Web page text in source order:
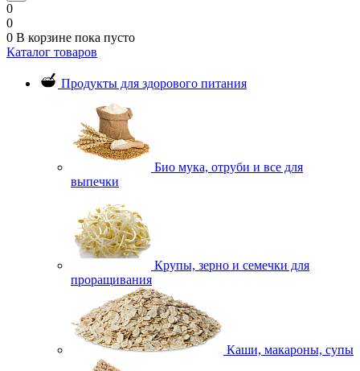
0
0
0 В корзине пока пусто
Каталог товаров
Продукты для здорового питания
Био мука, отруби и все для
выпечки
Крупы, зерно и семечки для
проращивания
Каши, макароны, супы